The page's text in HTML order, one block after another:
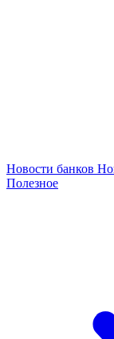
Новости банков
Полезное